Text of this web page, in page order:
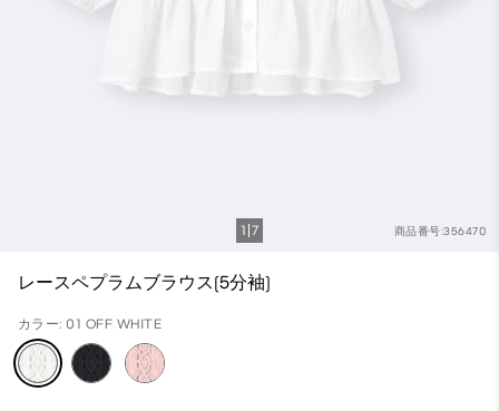
商品番号:356470
1 7
レースペプラムブラウス(5分袖)
カラー: 01 OFF WHITE